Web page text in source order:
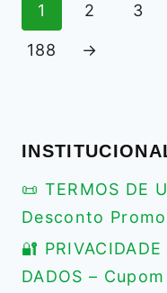
1 2 3
188 →
📜 TERMOS DE
Desconto
🔐
DADOS –